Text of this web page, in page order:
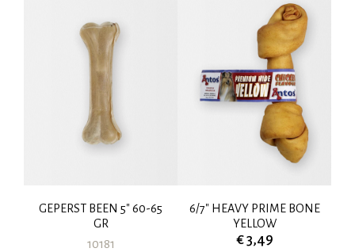
GEPERST BEEN 5" 60-65
GR
10181
6/7" HEAVY PRIME BONE
YELLOW
€ 3,49